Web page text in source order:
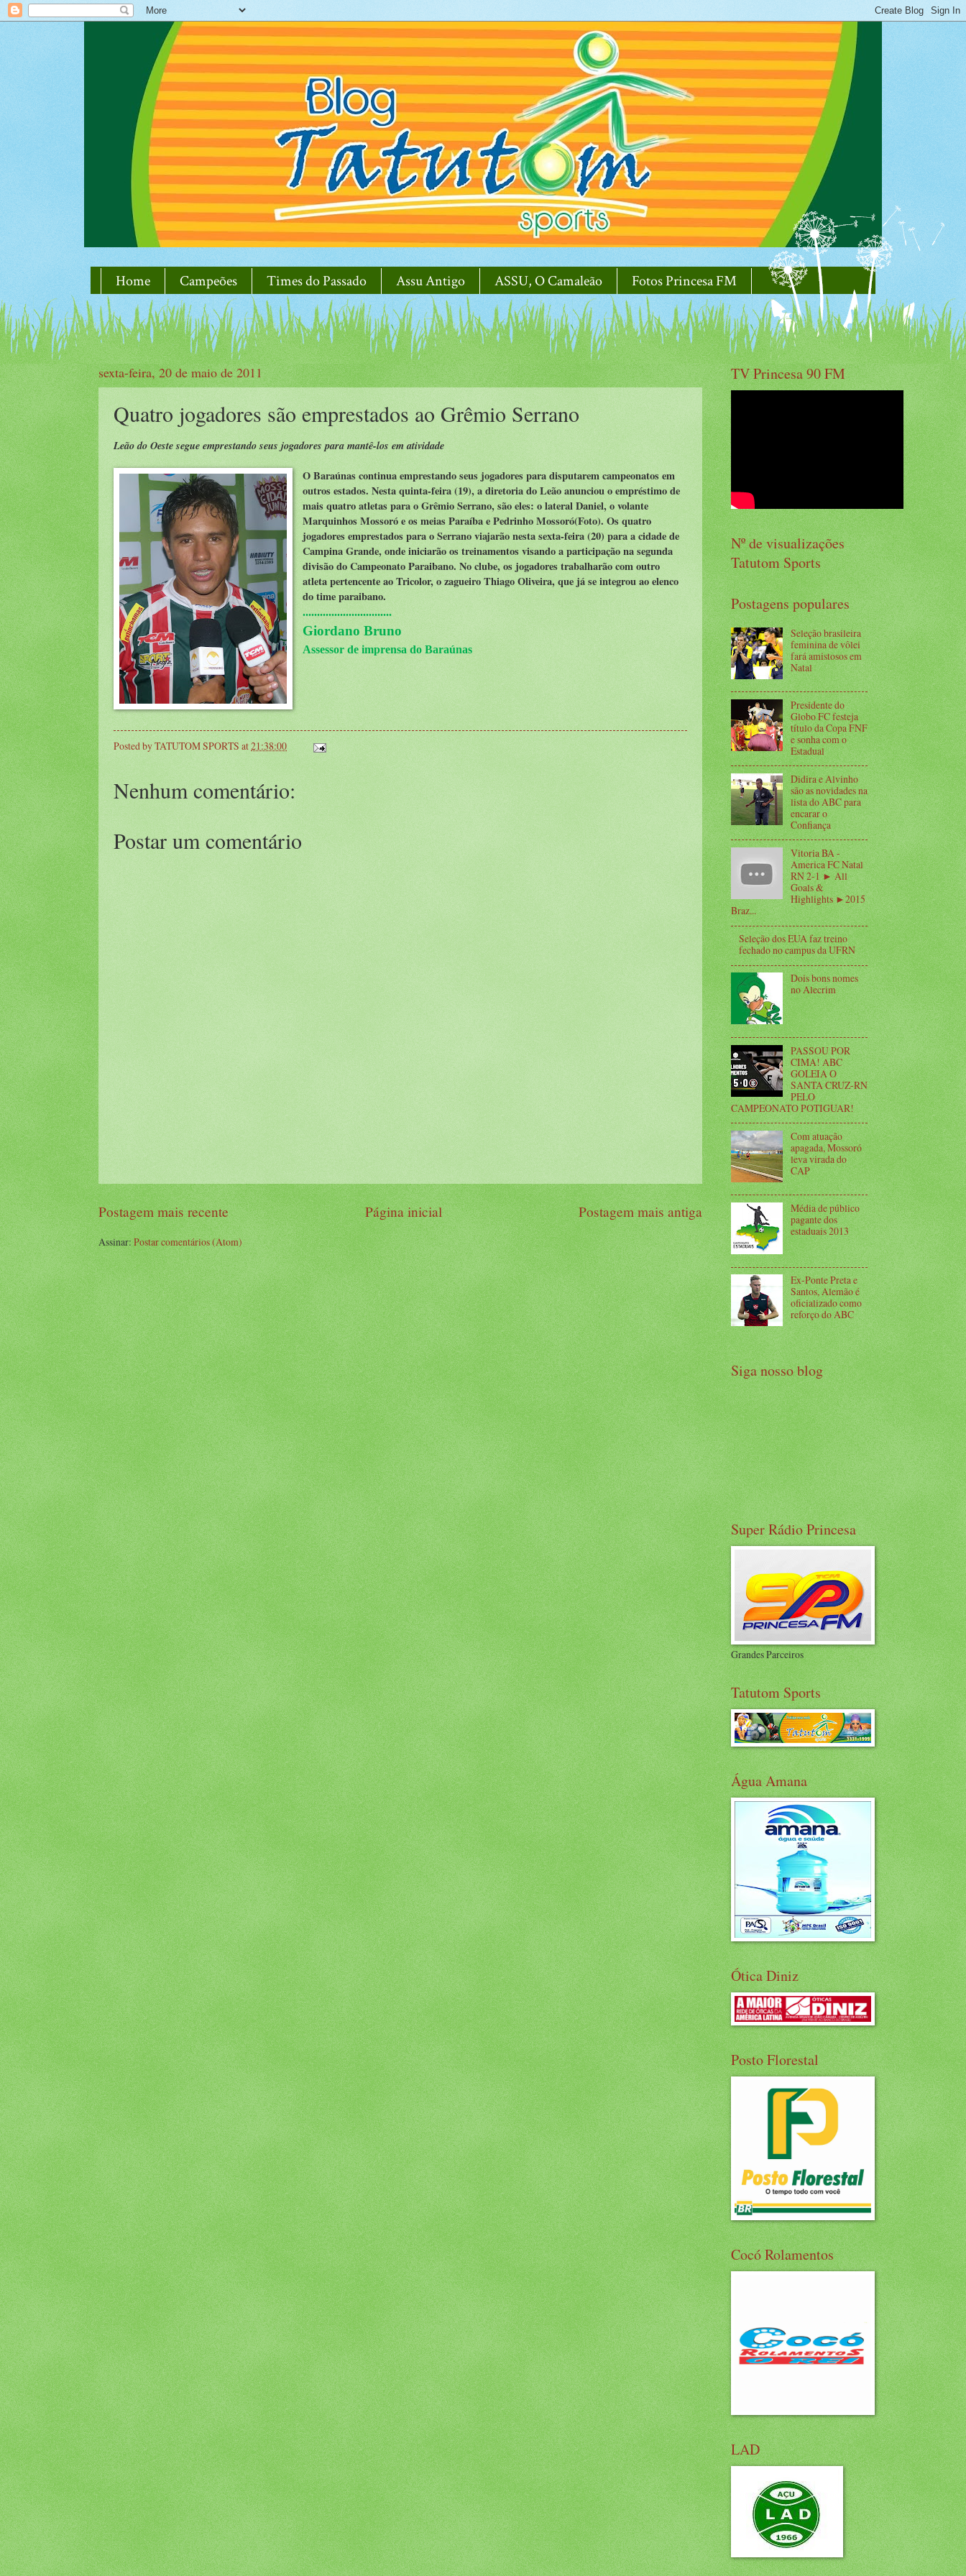
Home Campeões Times do Passado Assu Antigo ASSU, O Camaleão Fotos Princesa FM
sexta-feira, 20 de maio de 2011
Quatro jogadores são emprestados ao Grêmio Serrano
Leão do Oeste segue emprestando seus jogadores para mantê-los em atividade
O Baraúnas continua emprestando seus jogadores para disputarem campeonatos em
outros estados. Nesta quinta-feira (19), a diretoria do Leão anunciou o empréstimo de
mais quatro atletas para o Grêmio Serrano, são eles: o lateral Daniel, o volante
Marquinhos Mossoró e os meias Paraíba e Pedrinho Mossoró(Foto). Os quatro
jogadores emprestados para o Serrano viajarão nesta sexta-feira (20) para a cidade de
Campina Grande, onde iniciarão os treinamentos visando a participação na segunda
divisão do Campeonato Paraibano. No clube, os jogadores trabalharão com outro
atleta pertencente ao Tricolor, o zagueiro Thiago Oliveira, que já se integrou ao elenco
do time paraibano.
...............................
Giordano Bruno
Assessor de imprensa do Baraúnas
Posted byTATUTOM SPORTS at21:38:00
Nenhum comentário:
Postar um comentário
Postagem mais recente Postagem mais antiga
Página inicial
Assinar:Postar comentários (Atom)
TV Princesa 90 FM
Nº de visualizações
Tatutom Sports
Postagens populares
Seleção brasileira
feminina de vôlei
fará amistosos em
Natal
Presidente do
Globo FC festeja
título da Copa FNF
e sonha com o
Estadual
Didira e Alvinho
são as novidades na
lista do ABC para
encarar o
Confiança
Vitoria BA -
America FC Natal
RN 2-1 ► All
Goals &
Highlights ►2015
Braz...
Seleção dos EUA faz treino
fechado no campus da UFRN
Dois bons nomes
no Alecrim
PASSOU POR
CIMA! ABC
GOLEIA O
SANTA CRUZ-RN
PELO
CAMPEONATO POTIGUAR!
Com atuação
apagada, Mossoró
leva virada do
CAP
Média de público
pagante dos
estaduais 2013
Ex-Ponte Preta e
Santos, Alemão é
oficializado como
reforço do ABC
Siga nosso blog
Super Rádio Princesa
Grandes Parceiros
Tatutom Sports
Água Amana
Ótica Diniz
Posto Florestal
Cocó Rolamentos
LAD